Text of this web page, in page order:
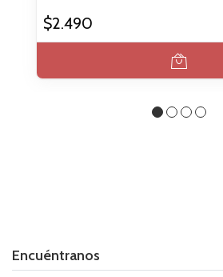
$2.490
Encuéntranos